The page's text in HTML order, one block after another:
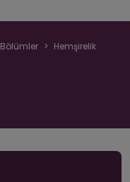
Bölümler Hemşirelik